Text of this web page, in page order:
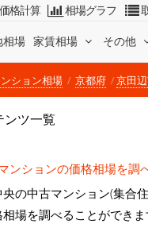
相場 家賃相場 その他
価格計算 相場グラフ
ション相場 京都府 京田
ンツ一覧
ンションの価格相場を調
の中古マンション(集合
場を調べることができま